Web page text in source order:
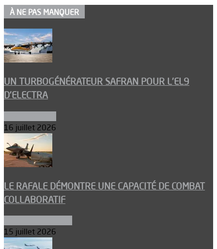
À NE PAS MANQUER
UN TURBOGÉNÉRATEUR SAFRAN POUR L’EL9
D’ELECTRA
16 juillet 2026
LE RAFALE DÉMONTRE UNE CAPACITÉ DE COMBAT
COLLABORATIF
15 juillet 2026